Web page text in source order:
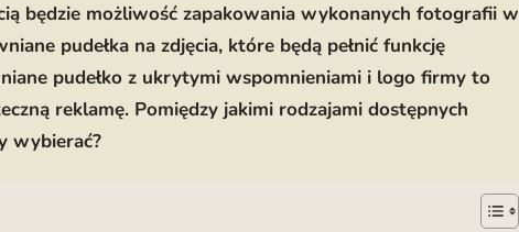
będzie możliwość zapakowania wykonanych fotografii w
pudełka na zdjęcia, które będą pełnić funkcję
pudełko z ukrytymi wspomnieniami i logo firmy to
reklamę. Pomiędzy jakimi rodzajami dostępnych
wybierać?